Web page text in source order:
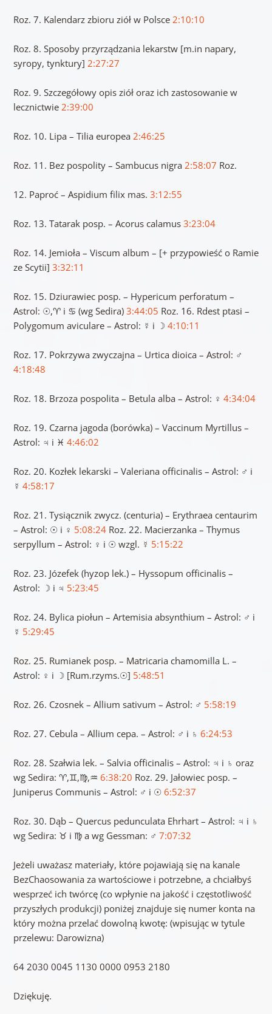
Roz. 7. Kalendarz zbioru ziół w Polsce 2:10:10
Roz. 8. Sposoby przyrządzania lekarstw [m.in napary,
syropy, tynktury] 2:27:27
Roz. 9. Szczegółowy opis ziół oraz ich zastosowanie w
lecznictwie 2:39:00
Roz. 10. Lipa – Tilia europea 2:46:25
Roz. 11. Bez pospolity – Sambucus nigra 2:58:07 Roz.
12. Paproć – Aspidium filix mas. 3:12:55
Roz. 13. Tatarak posp. – Acorus calamus 3:23:04
Roz. 14. Jemioła – Viscum album – [+ przypowieść o Ramie
ze Scytii] 3:32:11
Roz. 15. Dziurawiec posp. – Hypericum perforatum –
Astrol: ☉,♈ i ♋ (wg Sedira) 3:44:05 Roz. 16. Rdest ptasi –
Polygomum aviculare – Astrol: ☿ i ☽ 4:10:11
Roz. 17. Pokrzywa zwyczajna – Urtica dioica – Astrol: ♂
4:18:48
Roz. 18. Brzoza pospolita – Betula alba – Astrol: ♀ 4:34:04
Roz. 19. Czarna jagoda (borówka) – Vaccinum Myrtillus –
Astrol: ♃ i ♓ 4:46:02
Roz. 20. Kozłek lekarski – Valeriana officinalis – Astrol: ♂ i
☿ 4:58:17
Roz. 21. Tysiącznik zwycz. (centuria) – Erythraea centaurim
– Astrol: ☉ i ♀ 5:08:24Roz. 22. Macierzanka – Thymus
serpyllum – Astrol: ♀ i ☉​ wzgl. ☿ 5:15:22
Roz. 23. Józefek (hyzop lek.) – Hyssopum officinalis –
Astrol: ☽ i ♃ 5:23:45
Roz. 24. Bylica piołun – Artemisia absynthium – Astrol: ♂ i
☿ 5:29:45
Roz. 25. Rumianek posp. – Matricaria chamomilla L. –
Astrol: ♀ i ☽ [Rum.rzyms.☉​] 5:48:51
Roz. 26. Czosnek – Allium sativum – Astrol: ♂ 5:58:19
Roz. 27. Cebula – Allium cepa. – Astrol: ♂ i ♄ 6:24:53
Roz. 28. Szałwia lek. – Salvia officinalis – Astrol: ♃ i ♄ oraz
wg Sedira: ♈,♊,♍,♒ 6:38:20 Roz. 29. Jałowiec posp. –
Juniperus Communis – Astrol: ♂ i ☉ 6:52:37
Roz. 30. Dąb – Quercus pedunculata Ehrhart – Astrol: ♃ i ♄​
wg Sedira: ♉ i ♍ a wg Gessman: ♂ 7:07:32
Jeżeli uważasz materiały, które pojawiają się na kanale
BezChaosowania za wartościowe i potrzebne, a chciałbyś
wesprzeć ich twórcę (co wpłynie na jakość i częstotliwość
przyszłych produkcji) poniżej znajduje się numer konta na
który można przelać dowolną kwotę: (wpisując w tytule
przelewu: Darowizna)
64 2030 0045 1130 0000 0953 2180
Dziękuję.